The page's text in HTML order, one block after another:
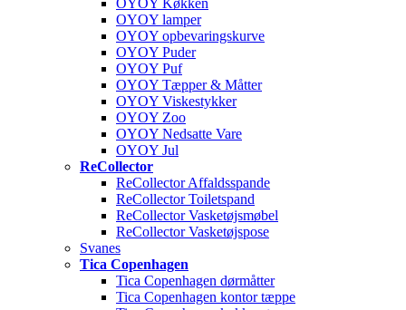
OYOY Køkken
OYOY lamper
OYOY opbevaringskurve
OYOY Puder
OYOY Puf
OYOY Tæpper & Måtter
OYOY Viskestykker
OYOY Zoo
OYOY Nedsatte Vare
OYOY Jul
ReCollector
ReCollector Affaldsspande
ReCollector Toiletspand
ReCollector Vasketøjsmøbel
ReCollector Vasketøjspose
Svanes
Tica Copenhagen
Tica Copenhagen dørmåtter
Tica Copenhagen kontor tæppe